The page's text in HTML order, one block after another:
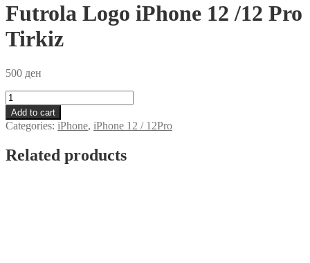
Futrola Logo iPhone 12 /12 Pro
Tirkiz
500 ден
Futrola
Logo
iPhone
12
Pro
Add to cart
Categories: iPhone, iPhone 12 / 12Pro
Related products